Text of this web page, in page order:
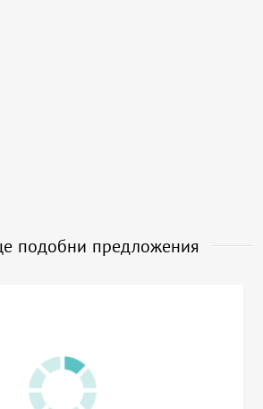
подобни предложения